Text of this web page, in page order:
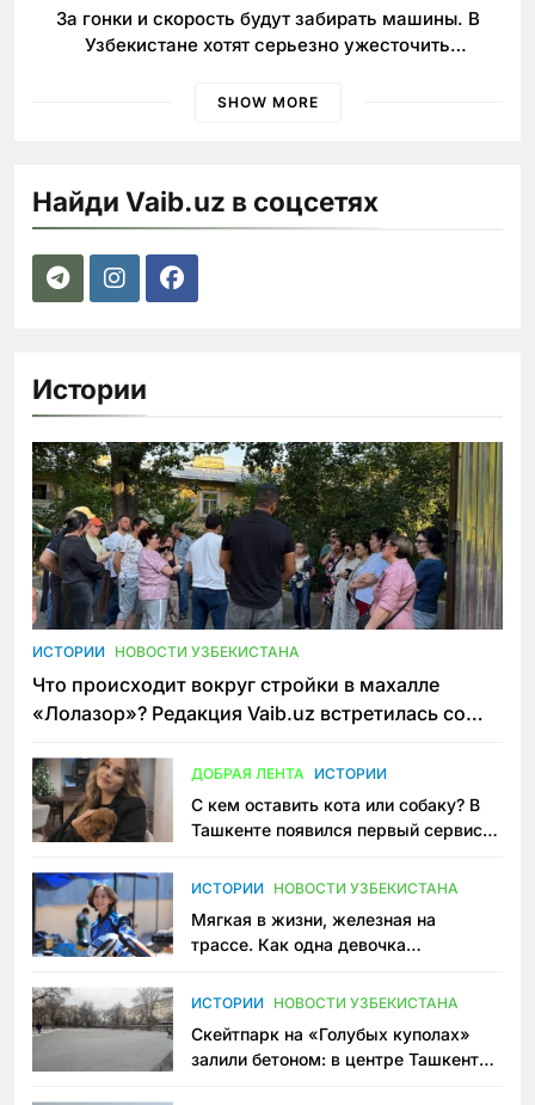
За гонки и скорость будут забирать машины. В
Узбекистане хотят серьезно ужесточить
SHOW MORE
Найди Vaib.uz в соцсетях
Истории
ИСТОРИИ НОВОСТИ УЗБЕКИСТАНА
Что происходит вокруг стройки в махалле
«Лолазор»? Редакция Vaib.uz встретилась со
ДОБРАЯ ЛЕНТА ИСТОРИИ
С кем оставить кота или собаку? В
Ташкенте появился первый сервис
ИСТОРИИ НОВОСТИ УЗБЕКИСТАНА
Мягкая в жизни, железная на
трассе. Как одна девочка
Узбекистане
ИСТОРИИ НОВОСТИ УЗБЕКИСТАНА
Скейтпарк на «Голубых куполах»
залили бетоном: в центре Ташкента